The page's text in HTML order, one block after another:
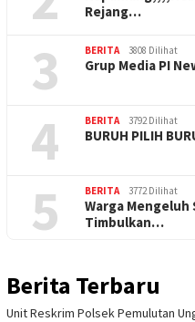
Rejang…
3 BERITA 3808 Dilihat
Grup Media PI
4 BERITA 3792 Dilihat
BURUH PILIH
5 BERITA 3772 Dilihat
Warga Mengeluh
Timbulkan…
Berita Terbaru
Unit Reskrim Polsek Pemulutan